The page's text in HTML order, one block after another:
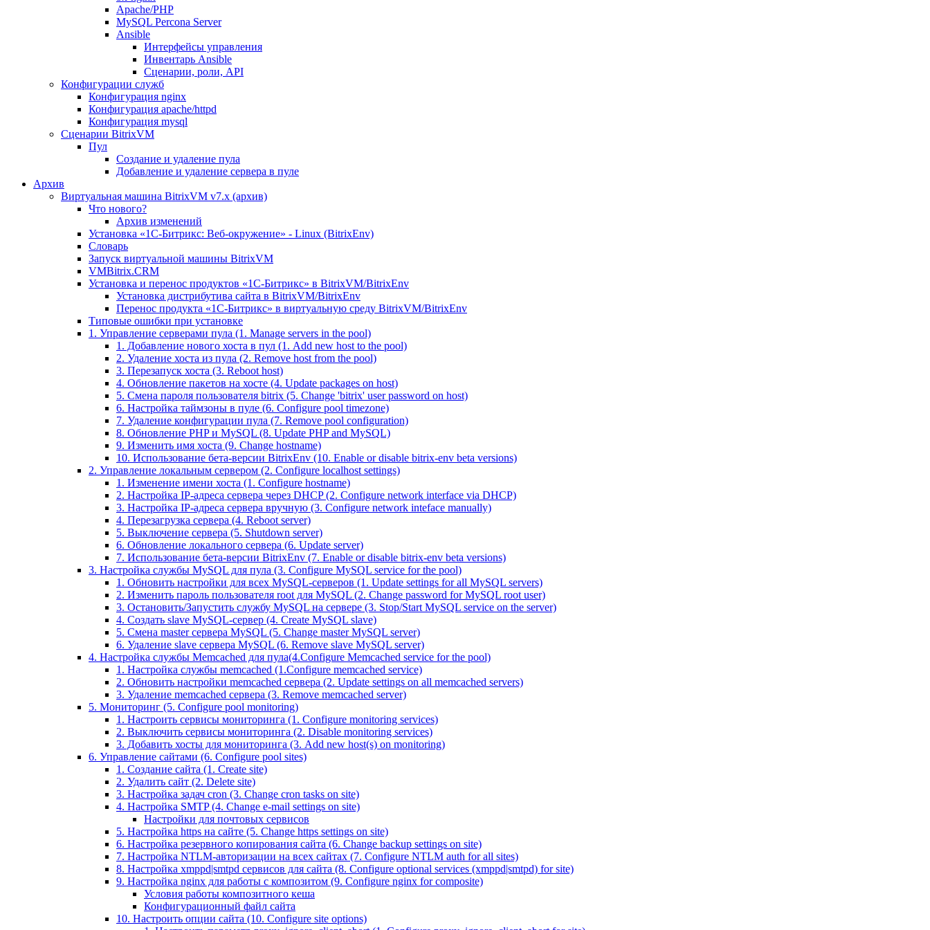
Apache/PHP
MySQL Percona Server
Ansible
Интерфейсы управления
Инвентарь Ansible
Сценарии, роли, API
Конфигурации служб
Конфигурация nginx
Конфигурация apache/httpd
Конфигурация mysql
Сценарии BitrixVM
Пул
Создание и удаление пула
Добавление и удаление сервера в пуле
Архив
Виртуальная машина BitrixVM v7.x (архив)
Что нового?
Архив изменений
Установка «1С-Битрикс: Веб-окружение» - Linux (BitrixEnv)
Словарь
Запуск виртуальной машины BitrixVM
VMBitrix.CRM
Установка и перенос продуктов «1С-Битрикс» в BitrixVM/BitrixEnv
Установка дистрибутива сайта в BitrixVM/BitrixEnv
Перенос продукта «1C-Битрикс» в виртуальную среду BitrixVM/BitrixEnv
Типовые ошибки при установке
1. Управление серверами пула (1. Manage servers in the pool)
1. Добавление нового хоста в пул (1. Add new host to the pool)
2. Удаление хоста из пула (2. Remove host from the pool)
3. Перезапуск хоста (3. Reboot host)
4. Обновление пакетов на хосте (4. Update packages on host)
5. Смена пароля пользователя bitrix (5. Change 'bitrix' user password on host)
6. Настройка таймзоны в пуле (6. Configure pool timezone)
7. Удаление конфигурации пула (7. Remove pool configuration)
8. Обновление PHP и MySQL (8. Update PHP and MySQL)
9. Изменить имя хоста (9. Change hostname)
10. Использование бета-версии BitrixEnv (10. Enable or disable bitrix-env beta versions)
2. Управление локальным сервером (2. Configure localhost settings)
1. Изменение имени хоста (1. Configure hostname)
2. Настройка IP-адреса сервера через DHCP (2. Configure network interface via DHCP)
3. Настройка IP-адреса сервера вручную (3. Configure network inteface manually)
4. Перезагрузка сервера (4. Reboot server)
5. Выключение сервера (5. Shutdown server)
6. Обновление локального сервера (6. Update server)
7. Использование бета-версии BitrixEnv (7. Enable or disable bitrix-env beta versions)
3. Настройка службы MySQL для пула (3. Configure MySQL service for the pool)
1. Обновить настройки для всех MySQL-серверов (1. Update settings for all MySQL servers)
2. Изменить пароль пользователя root для MySQL (2. Change password for MySQL root user)
3. Остановить/Запустить службу MySQL на сервере (3. Stop/Start MySQL service on the server)
4. Создать slave MySQL-сервер (4. Create MySQL slave)
5. Смена master сервера MySQL (5. Change master MySQL server)
6. Удаление slave сервера MySQL (6. Remove slave MySQL server)
4. Настройка службы Memcached для пула(4.Configure Memcached service for the pool)
1. Настройка службы memcached (1.Configure memcached service)
2. Обновить настройки memcached сервера (2. Update settings on all memcached servers)
3. Удаление memcached сервера (3. Remove memcached server)
5. Мониторинг (5. Configure pool monitoring)
1. Настроить сервисы мониторинга (1. Configure monitoring services)
2. Выключить сервисы мониторинга (2. Disable monitoring services)
3. Добавить хосты для мониторинга (3. Add new host(s) on monitoring)
6. Управление сайтами (6. Configure pool sites)
1. Создание сайта (1. Create site)
2. Удалить сайт (2. Delete site)
3. Настройка задач cron (3. Change cron tasks on site)
4. Настройка SMTP (4. Change e-mail settings on site)
Настройки для почтовых сервисов
5. Настройка https на сайте (5. Change https settings on site)
6. Настройка резервного копирования сайта (6. Change backup settings on site)
7. Настройка NTLM-авторизации на всех сайтах (7. Configure NTLM auth for all sites)
8. Настройка xmppd|smtpd сервисов для сайта (8. Configure optional services (xmppd|smtpd) for site)
9. Настройка nginx для работы с композитом (9. Configure nginx for composite)
Условия работы композитного кеша
Конфигурационный файл сайта
10. Настроить опции сайта (10. Configure site options)